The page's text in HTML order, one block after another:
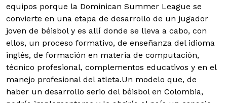
equipos porque la Dominican Summer League se
convierte en una etapa de desarrollo de un jugador
joven de béisbol y es allí donde se lleva a cabo, con
ellos, un proceso formativo, de enseñanza del idioma
inglés, de formación en materia de computación,
técnico profesional, complementos educativos y en el
manejo profesional del atleta.Un modelo que, de
haber un desarrollo serio del béisbol en Colombia,